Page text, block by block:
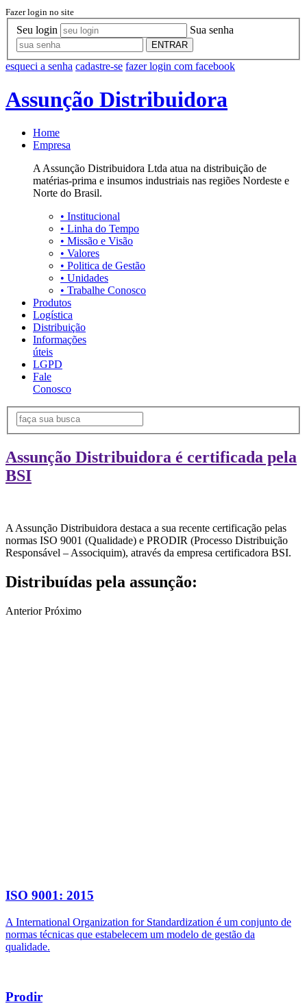
Fazer login no site
Seu login Sua senha
ENTRAR
esqueci a senha cadastre-se fazer login com facebook
Assunção Distribuidora
Home
Empresa
A Assunção Distribuidora Ltda atua na distribuição de
matérias-prima e insumos industriais nas regiões Nordeste e
Norte do Brasil.
• Institucional
• Linha do Tempo
• Missão e Visão
• Valores
• Politica de Gestão
• Unidades
• Trabalhe Conosco
Produtos
Logística
Distribuição
Informações
úteis
LGPD
Fale
Conosco
Assunção Distribuidora é certificada pela
BSI
A Assunção Distribuidora destaca a sua recente certificação pelas
normas ISO 9001 (Qualidade) e PRODIR (Processo Distribuição
Responsável – Associquim), através da empresa certificadora BSI.
Distribuídas pela assunção:
Anterior Próximo
ISO 9001: 2015
A International Organization for Standardization é um conjunto de
normas técnicas que estabelecem um modelo de gestão da
qualidade.
Prodir